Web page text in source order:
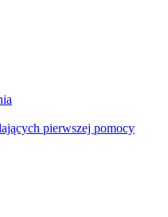
pierwszej pomocy